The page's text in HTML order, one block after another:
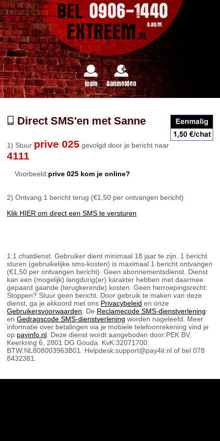
login Aanmelden
Direct SMS'en met Sanne
1) Stuur prive 025 gevolgd door je bericht naar
4111
Voorbeeld:prive 025 kom je online?
2) Ontvang 1 bericht terug (€1,50 per ontvangen bericht)
Klik HIER om direct een SMS te versturen
1:1 chatdienst. Gebruiker dient minimaal 18 jaar te zijn. 1 bericht
sturen (gebruikelijke sms-kosten) is maximaal 1 bericht ontvangen
(€1,50 per ontvangen bericht). Geen abonnementsdienst. Dienst
kan een (mogelijk) langdurig(er) karakter hebben met daarmee
gepaard gaande (terugkerende) kosten. Geen herroepingsrecht.
Stoppen? Stuur geen bericht. Door gebruik te maken van deze
dienst, ga je akkoord met ons Privacybeleid en onze
Gebruikersvoorwaarden . De Reclamecode SMS-dienstverlening
en Gedragscode SMS-dienstverlening worden nageleefd. Meer
informatie over betalingen via je mobiele telefoonrekening vind je
op payinfo.nl . Deze dienst wordt aangeboden door:PEK BV,
Keerkring 6, 2801 DG Gouda. KvK:32071700.
BTW:NL808003963B01. Helpdesk:support@pay4it.nl of bel 078
8432381.